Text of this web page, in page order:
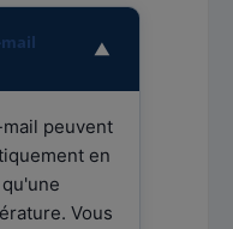
▼
peuvent
en
Vous